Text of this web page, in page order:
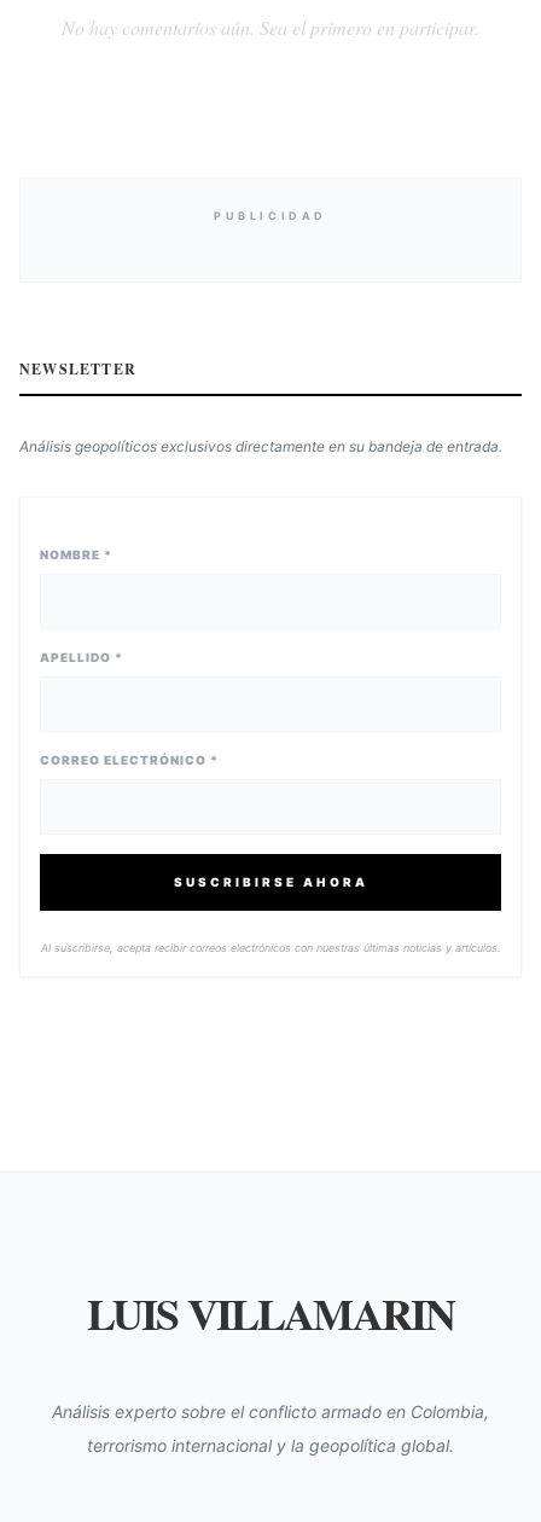
No hay comentarios aún. Sea el primero en participar.
PUBLICIDAD
NEWSLETTER
Análisis geopolíticos exclusivos directamente en su bandeja de entrada.
NOMBRE *
APELLIDO *
CORREO ELECTRÓNICO *
SUSCRIBIRSE AHORA
Al suscribirse, acepta recibir correos electrónicos con nuestras últimas noticias y artículos.
LUIS VILLAMARIN
Análisis experto sobre el conflicto armado en Colombia,
terrorismo internacional y la geopolítica global.